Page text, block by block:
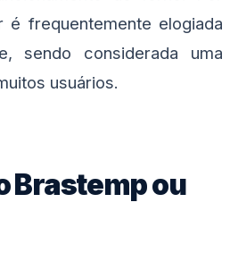
é frequentemente elogiada
sendo considerada uma
usuários.
Brastemp ou